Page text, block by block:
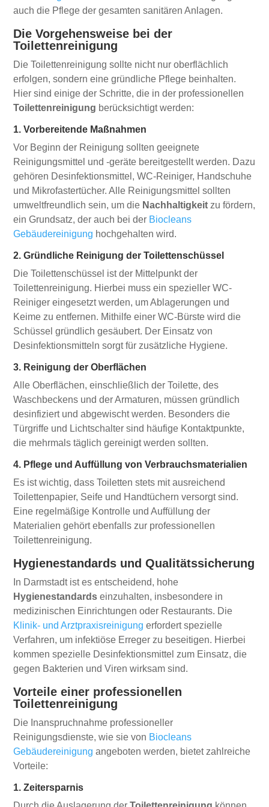
auch die Pflege der gesamten sanitären Anlagen.
Die Vorgehensweise bei der
Toilettenreinigung
Die Toilettenreinigung sollte nicht nur oberflächlich
erfolgen, sondern eine gründliche Pflege beinhalten.
Hier sind einige der Schritte, die in der professionellen
Toilettenreinigung berücksichtigt werden:
1. Vorbereitende Maßnahmen
Vor Beginn der Reinigung sollten geeignete
Reinigungsmittel und -geräte bereitgestellt werden. Dazu
gehören Desinfektionsmittel, WC-Reiniger, Handschuhe
und Mikrofastertücher. Alle Reinigungsmittel sollten
umweltfreundlich sein, um die Nachhaltigkeit zu fördern,
ein Grundsatz, der auch bei der Biocleans
Gebäudereinigung hochgehalten wird.
2. Gründliche Reinigung der Toilettenschüssel
Die Toilettenschüssel ist der Mittelpunkt der
Toilettenreinigung. Hierbei muss ein spezieller WC-
Reiniger eingesetzt werden, um Ablagerungen und
Keime zu entfernen. Mithilfe einer WC-Bürste wird die
Schüssel gründlich gesäubert. Der Einsatz von
Desinfektionsmitteln sorgt für zusätzliche Hygiene.
3. Reinigung der Oberflächen
Alle Oberflächen, einschließlich der Toilette, des
Waschbeckens und der Armaturen, müssen gründlich
desinfiziert und abgewischt werden. Besonders die
Türgriffe und Lichtschalter sind häufige Kontaktpunkte,
die mehrmals täglich gereinigt werden sollten.
4. Pflege und Auffüllung von Verbrauchsmaterialien
Es ist wichtig, dass Toiletten stets mit ausreichend
Toilettenpapier, Seife und Handtüchern versorgt sind.
Eine regelmäßige Kontrolle und Auffüllung der
Materialien gehört ebenfalls zur professionellen
Toilettenreinigung.
Hygienestandards und Qualitätssicherung
In Darmstadt ist es entscheidend, hohe
Hygienestandards einzuhalten, insbesondere in
medizinischen Einrichtungen oder Restaurants. Die
Klinik- und Arztpraxisreinigung erfordert spezielle
Verfahren, um infektiöse Erreger zu beseitigen. Hierbei
kommen spezielle Desinfektionsmittel zum Einsatz, die
gegen Bakterien und Viren wirksam sind.
Vorteile einer professionellen
Toilettenreinigung
Die Inanspruchnahme professioneller
Reinigungsdienste, wie sie von Biocleans
Gebäudereinigung angeboten werden, bietet zahlreiche
Vorteile:
1. Zeitersparnis